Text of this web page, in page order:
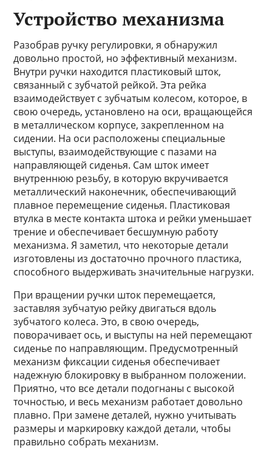
Устройство механизма
Разобрав ручку регулировки, я обнаружил
довольно простой, но эффективный механизм.
Внутри ручки находится пластиковый шток,
связанный с зубчатой рейкой. Эта рейка
взаимодействует с зубчатым колесом, которое, в
свою очередь, установлено на оси, вращающейся
в металлическом корпусе, закрепленном на
сидении. На оси расположены специальные
выступы, взаимодействующие с пазами на
направляющей сиденья. Сам шток имеет
внутреннюю резьбу, в которую вкручивается
металлический наконечник, обеспечивающий
плавное перемещение сиденья. Пластиковая
втулка в месте контакта штока и рейки уменьшает
трение и обеспечивает бесшумную работу
механизма. Я заметил, что некоторые детали
изготовлены из достаточно прочного пластика,
способного выдерживать значительные нагрузки.
При вращении ручки шток перемещается,
заставляя зубчатую рейку двигаться вдоль
зубчатого колеса. Это, в свою очередь,
поворачивает ось, и выступы на ней перемещают
сиденье по направляющим. Предусмотренный
механизм фиксации сиденья обеспечивает
надежную блокировку в выбранном положении.
Приятно, что все детали подогнаны с высокой
точностью, и весь механизм работает довольно
плавно. При замене деталей, нужно учитывать
размеры и маркировку каждой детали, чтобы
правильно собрать механизм.